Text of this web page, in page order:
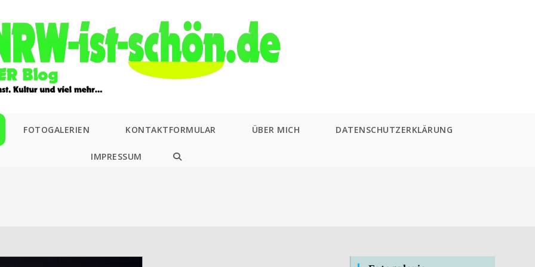
FOTOGALERIEN KONTAKTFORMULAR ÜBER MICH DATENSCHUTZERKLÄRUNG
IMPRESSUM
WEBSITE-